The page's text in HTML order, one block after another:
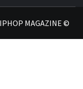
MAGAZINE ©